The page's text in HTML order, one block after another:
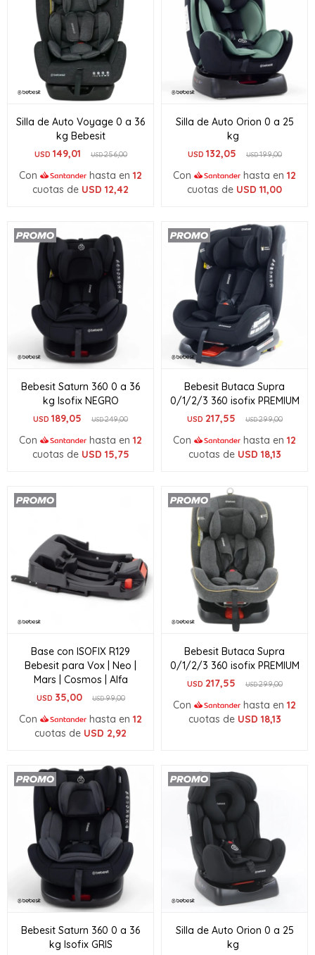
Silla de Auto Voyage 0 a 36
kg Bebesit
USD 149,01 USD256,00
Con hasta en 12
cuotas de USD 12,42
Silla de Auto Orion 0 a 25
kg
USD 132,05 USD199,00
Con hasta en 12
cuotas de USD 11,00
Bebesit Saturn 360 0 a 36
kg Isofix NEGRO
USD 189,05 USD249,00
Con hasta en 12
cuotas de USD 15,75
Bebesit Butaca Supra
0/1/2/3 360 isofix PREMIUM
USD 217,55 USD299,00
Con hasta en 12
cuotas de USD 18,13
Base con ISOFIX R129
Bebesit para Vox | Neo |
Mars | Cosmos | Alfa
USD 35,00 USD99,00
Con hasta en 12
cuotas de USD 2,92
Bebesit Butaca Supra
0/1/2/3 360 isofix PREMIUM
USD 217,55 USD299,00
Con hasta en 12
cuotas de USD 18,13
Bebesit Saturn 360 0 a 36
kg Isofix GRIS
Silla de Auto Orion 0 a 25
kg